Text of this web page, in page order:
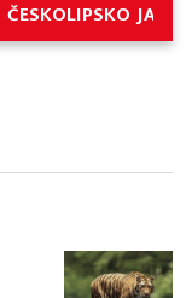
ČESKOLIPSKO